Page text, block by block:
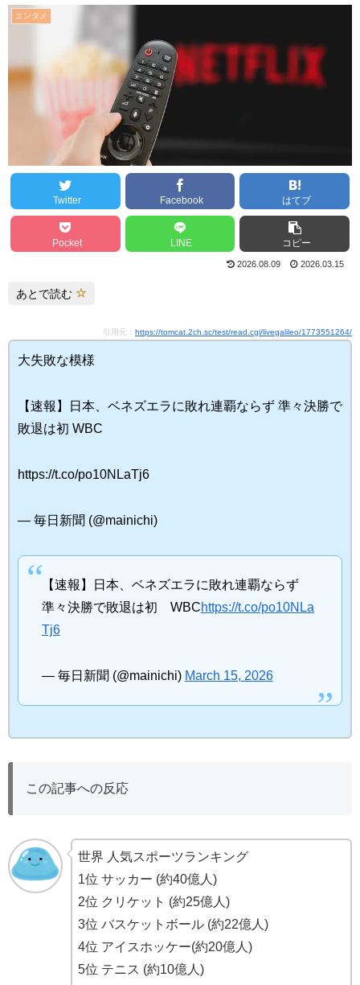
エンタメ
Twitter Facebook はてブ
Pocket LINE コピー
2026.08.09 2026.03.15
あとで読む
引用元： https://tomcat.2ch.sc/test/read.cgi/livegalileo/1773551264/
大失敗な模様
【速報】日本、ベネズエラに敗れ連覇ならず 準々決勝で
敗退は初 WBC
https://t.co/po10NLaTj6
— 毎日新聞 (@mainichi)
【速報】日本、ベネズエラに敗れ連覇ならず
準々決勝で敗退は初 WBChttps://t.co/po10NLa
Tj6
— 毎日新聞 (@mainichi) March 15, 2026
この記事への反応
世界 人気スポーツランキング
1位 サッカー (約40億人)
2位 クリケット (約25億人)
3位 バスケットボール (約22億人)
4位 アイスホッケー(約20億人)
5位 テニス (約10億人)